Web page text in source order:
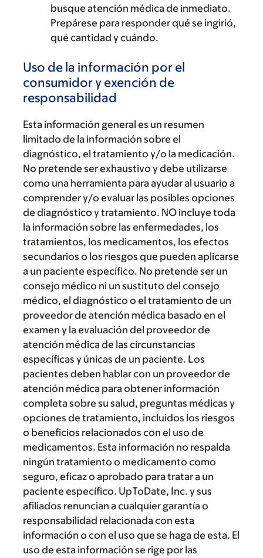
busque atención médica de inmediato.
Prepárese para responder qué se ingirió,
qué cantidad y cuándo.
Uso de la información por el
consumidor y exención de
responsabilidad
Esta información general es un resumen
limitado de la información sobre el
diagnóstico, el tratamiento y/o la medicación.
No pretende ser exhaustivo y debe utilizarse
como una herramienta para ayudar al usuario a
comprender y/o evaluar las posibles opciones
de diagnóstico y tratamiento. NO incluye toda
la información sobre las enfermedades, los
tratamientos, los medicamentos, los efectos
secundarios o los riesgos que pueden aplicarse
a un paciente específico. No pretende ser un
consejo médico ni un sustituto del consejo
médico, el diagnóstico o el tratamiento de un
proveedor de atención médica basado en el
examen y la evaluación del proveedor de
atención médica de las circunstancias
específicas y únicas de un paciente. Los
pacientes deben hablar con un proveedor de
atención médica para obtener información
completa sobre su salud, preguntas médicas y
opciones de tratamiento, incluidos los riesgos
o beneficios relacionados con el uso de
medicamentos. Esta información no respalda
ningún tratamiento o medicamento como
seguro, eficaz o aprobado para tratar a un
paciente específico. UpToDate, Inc. y sus
afiliados renuncian a cualquier garantía o
responsabilidad relacionada con esta
información o con el uso que se haga de esta. El
uso de esta información se rige por las